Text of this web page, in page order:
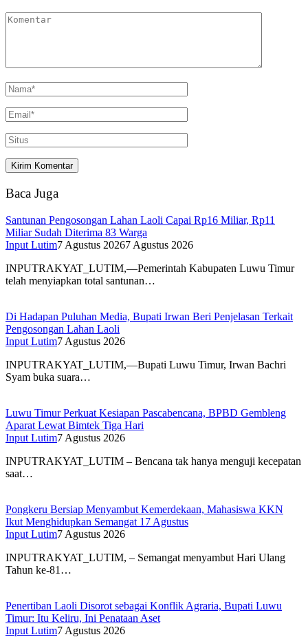
Baca Juga
Santunan Pengosongan Lahan Laoli Capai Rp16 Miliar, Rp11
Miliar Sudah Diterima 83 Warga
Input Lutim7 Agustus 20267 Agustus 2026
INPUTRAKYAT_LUTIM,—Pemerintah Kabupaten Luwu Timur
telah menyiapkan total santunan…
Di Hadapan Puluhan Media, Bupati Irwan Beri Penjelasan Terkait
Pengosongan Lahan Laoli
Input Lutim7 Agustus 2026
INPUTRAKYAT_LUTIM,—Bupati Luwu Timur, Irwan Bachri
Syam buka suara…
Luwu Timur Perkuat Kesiapan Pascabencana, BPBD Gembleng
Aparat Lewat Bimtek Tiga Hari
Input Lutim7 Agustus 2026
INPUTRAKYAT_LUTIM – Bencana tak hanya menguji kecepatan
saat…
Pongkeru Bersiap Menyambut Kemerdekaan, Mahasiswa KKN
Ikut Menghidupkan Semangat 17 Agustus
Input Lutim7 Agustus 2026
INPUTRAKYAT_LUTIM, – Semangat menyambut Hari Ulang
Tahun ke-81…
Penertiban Laoli Disorot sebagai Konflik Agraria, Bupati Luwu
Timur: Itu Keliru, Ini Penataan Aset
Input Lutim7 Agustus 2026